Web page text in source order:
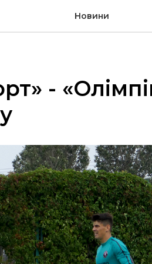
Новини
-